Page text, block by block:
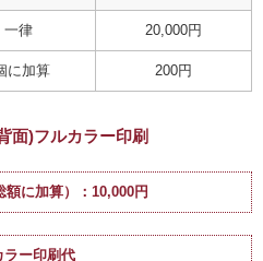
一律 20,000円
に加算 200円
)フルカラー印刷
額に加算）：10,000円
ラー印刷代